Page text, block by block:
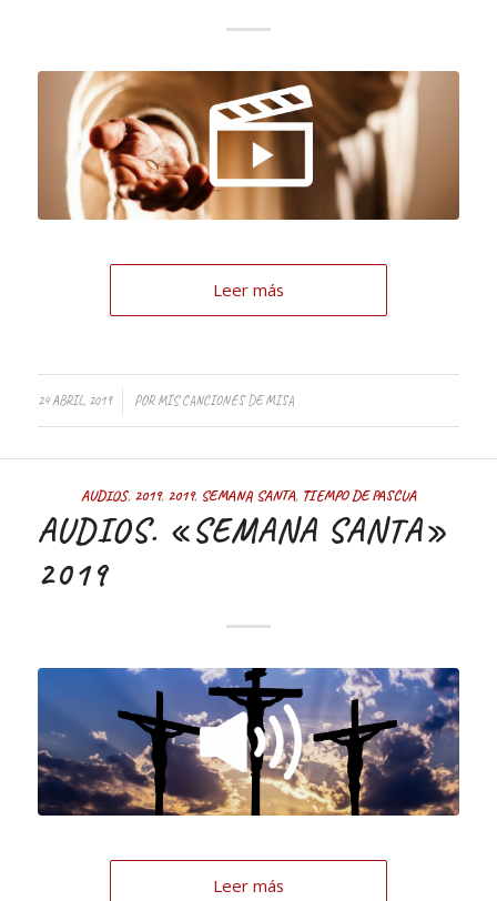
Leer más
24 ABRIL, 2019 PORMIS CANCIONES DE MISA
AUDIOS, 2019, 2019, SEMANA SANTA, TIEMPO DE PASCUA
AUDIOS. «SEMANA SANTA»
2019
Leer más